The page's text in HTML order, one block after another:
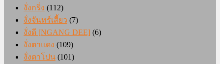
งั่งกริ่ง (112)
งั่งจันทร์เสี้ยว (7)
งั่งดี [NGANG DEE] (6)
งั่งตาแดง (109)
งั่งตาโปน (101)